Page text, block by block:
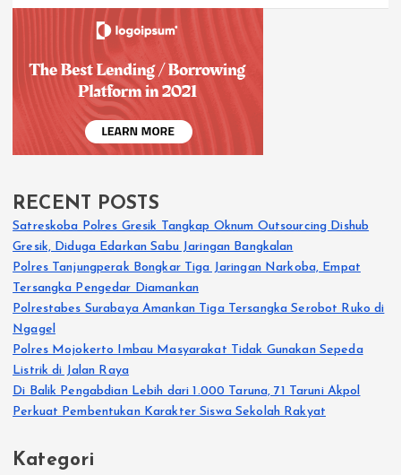
RECENT POSTS
Satreskoba Polres Gresik Tangkap Oknum Outsourcing Dishub
Gresik, Diduga Edarkan Sabu Jaringan Bangkalan
Polres Tanjungperak Bongkar Tiga Jaringan Narkoba, Empat
Tersangka Pengedar Diamankan
Polrestabes Surabaya Amankan Tiga Tersangka Serobot Ruko di
Ngagel
Polres Mojokerto Imbau Masyarakat Tidak Gunakan Sepeda
Listrik di Jalan Raya
Di Balik Pengabdian Lebih dari 1.000 Taruna, 71 Taruni Akpol
Perkuat Pembentukan Karakter Siswa Sekolah Rakyat
Kategori